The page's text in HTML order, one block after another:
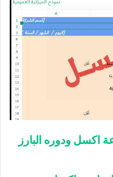
اكسل ودوره البارز